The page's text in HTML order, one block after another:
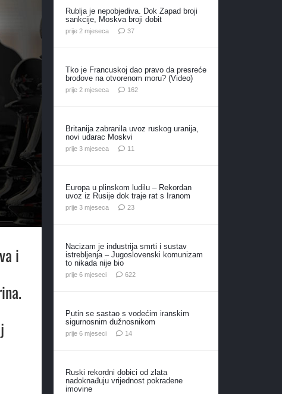
i
Rublja je nepobjediva. Dok Zapad broji
sankcije, Moskva broji dobit
prije 2 mjeseca 37komentara
Tko je Francuskoj dao pravo da presreće
brodove na otvorenom moru? (Video)
prije 2 mjeseca 162komentara
Britanija zabranila uvoz ruskog uranija,
novi udarac Moskvi
prije 3 mjeseca 11
Europa u plinskom ludilu – Rekordan
uvoz iz Rusije dok traje rat s Iranom
prije 3 mjeseca 23komentara
Nacizam je industrija smrti i sustav
istrebljenja – Jugoslovenski komunizam
to nikada nije bio
prije 6 mjeseci 622komentara
Putin se sastao s vodećim iranskim
sigurnosnim dužnosnikom
prije 6 mjeseci 14komentara
Ruski rekordni dobici od zlata
nadoknađuju vrijednost pokradene
imovine